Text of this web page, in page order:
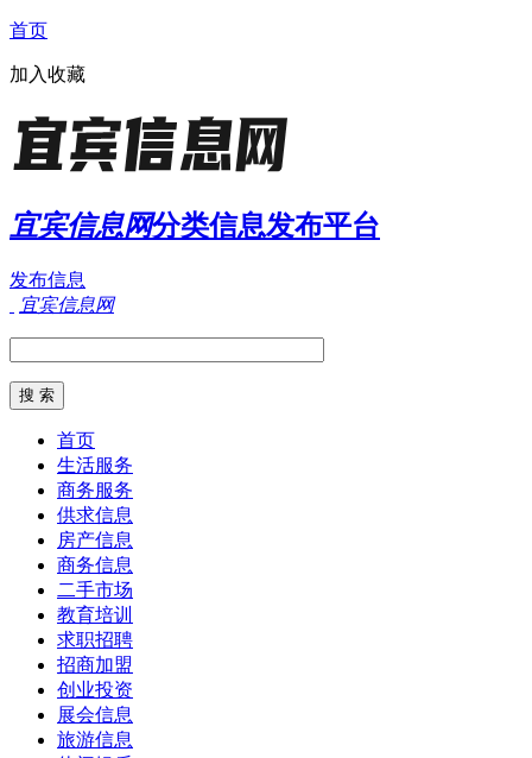
首页
加入收藏
宜宾信息网分类信息发布平台
发布信息
宜宾信息网
首页
生活服务
商务服务
供求信息
房产信息
商务信息
二手市场
教育培训
求职招聘
招商加盟
创业投资
展会信息
旅游信息